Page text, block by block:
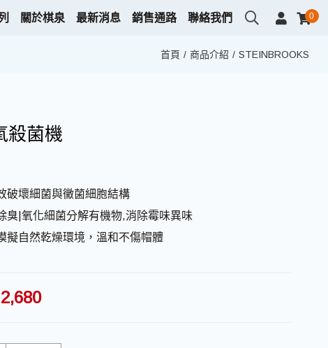
關於棋泉 最新消息 銷售通路 聯絡我們 0
首頁 商品介紹 STEINBROOKS
殺菌機
破壞細菌與黴菌細胞結構
臭|氧化細菌分解有機物,消除霉味異味
擬自然乾燥環境，溫和不傷帽體
2,680